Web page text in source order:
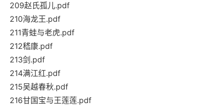
209赵氏孤儿.pdf
210海龙王.pdf
211青蛙与老虎.pdf
212嵇康.pdf
213剑.pdf
214满江红.pdf
215吴越春秋.pdf
216甘国宝与王莲莲.pdf